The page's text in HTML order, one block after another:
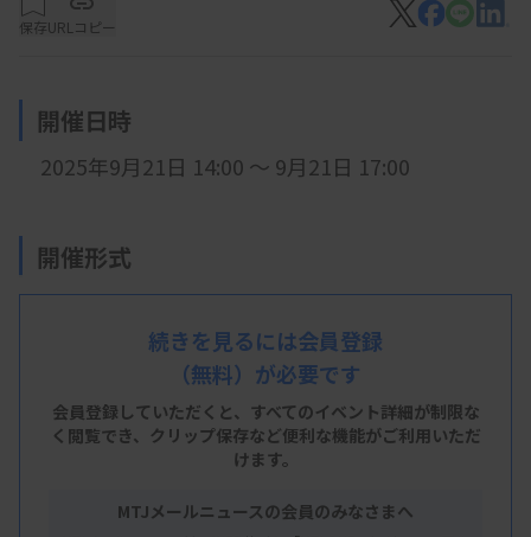
保存URLコピー
開催日時
2025年9月21日 14:00 ～ 9月21日 17:00
開催形式
現地開催
大阪公立大学阿倍野キャンパス ４階 顕微鏡実
大阪府大阪市住吉区杉本3丁目3番138号
続きを見るには会員登録
（無料）が必要です
会員登録していただくと、すべてのイベント詳細が制限な
く閲覧でき、 クリップ保存など便利な機能がご利用いただ
けます。
MTJメールニュースの会員のみなさまへ